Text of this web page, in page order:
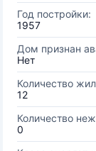
Год постройки:
1957
Дом признан
Нет
Количество
12
Количество
0